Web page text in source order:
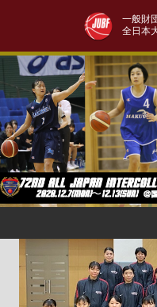
一般財
全日本